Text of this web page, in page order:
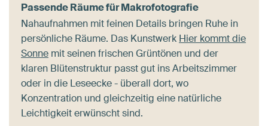
Passende Räume für Makrofotografie
Nahaufnahmen mit feinen Details bringen Ruhe in
persönliche Räume. Das Kunstwerk Hier kommt die
Sonne mit seinen frischen Grüntönen und der
klaren Blütenstruktur passt gut ins Arbeitszimmer
oder in die Leseecke - überall dort, wo
Konzentration und gleichzeitig eine natürliche
Leichtigkeit erwünscht sind.